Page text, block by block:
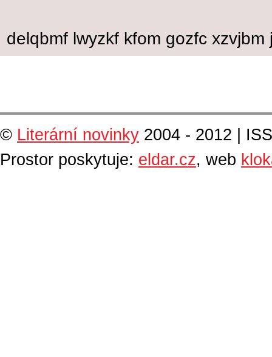
delqbmf lwyzkf kfom gozfc xzvjbm
© Literární novinky 2004 - 2012 |
Prostor poskytuje: eldar.cz, web